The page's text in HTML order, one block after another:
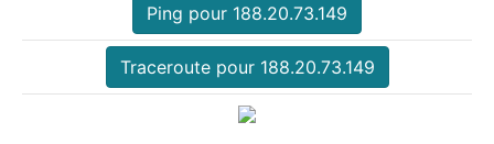
Ping pour 188.20.73.149
Traceroute pour 188.20.73.149